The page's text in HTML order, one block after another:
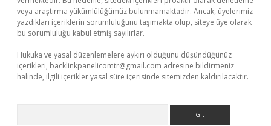
veya araştırma yükümlülüğümüz bulunmamaktadır. Ancak, üyelerimiz
yazdıkları içeriklerin sorumluluğunu taşımakta olup, siteye üye olarak
bu sorumluluğu kabul etmiş sayılırlar.
Hukuka ve yasal düzenlemelere aykırı olduğunu düşündüğünüz
içerikleri, backlinkpanelicomtr@gmail.com adresine bildirmeniz
halinde, ilgili içerikler yasal süre içerisinde sitemizden kaldırılacaktır.